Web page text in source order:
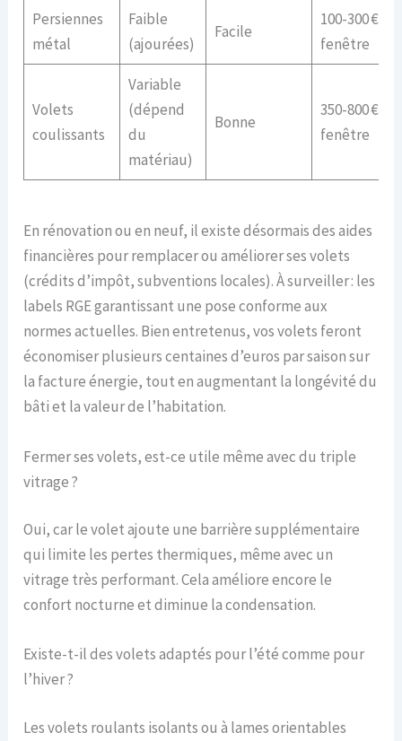
Persiennes
métal
Faible
(ajourées)
Facile
100-300 € /
fenêtre
Volets
coulissants
Variable
(dépend
du
matériau)
Bonne
350-800 € /
fenêtre
En rénovation ou en neuf, il existe désormais des aides
financières pour remplacer ou améliorer ses volets
(crédits d’impôt, subventions locales). À surveiller : les
labels RGE garantissant une pose conforme aux
normes actuelles. Bien entretenus, vos volets feront
économiser plusieurs centaines d’euros par saison sur
la facture énergie, tout en augmentant la longévité du
bâti et la valeur de l’habitation.
Fermer ses volets, est-ce utile même avec du triple
vitrage ?
Oui, car le volet ajoute une barrière supplémentaire
qui limite les pertes thermiques, même avec un
vitrage très performant. Cela améliore encore le
confort nocturne et diminue la condensation.
Existe-t-il des volets adaptés pour l’été comme pour
l’hiver ?
Les volets roulants isolants ou à lames orientables